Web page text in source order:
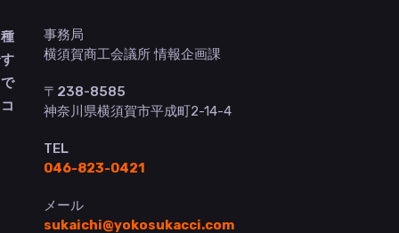
事務局
横須賀商工会議所 情報企画課
〒238-8585
神奈川県横須賀市平成町2-14-4
TEL
046-823-0421
メール
sukaichi@yokosukacci.com